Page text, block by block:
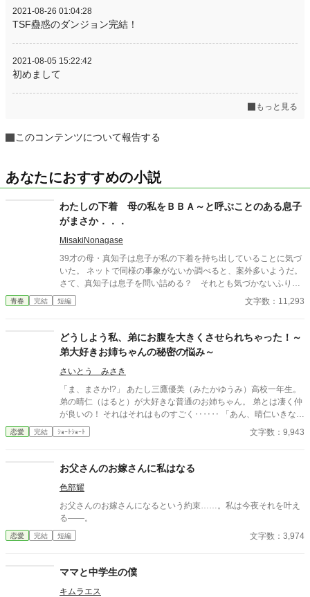
2021-08-26 01:04:28
TSF蠱惑のダンジョン完結！
2021-08-05 15:22:42
初めまして
もっと見る
このコンテンツについて報告する
あなたにおすすめの小説
わたしの下着 母の私をＢＢＡ～と呼ぶことのある息子
がまさか．．．
MisakiNonagase
39才の母・真知子は息子が私の下着を持ち出していることに気づ
いた。 ネットで同様の事象がないか調べると、案外多いようだ。
さて、真知子は息子を問い詰める？ それとも気づかないふりを
青春 完結 短編 文字数：11,293
どうしよう私、弟にお腹を大きくさせられちゃった！～
弟大好きお姉ちゃんの秘密の悩み～
さいとう みさき
「ま、まさか!?」 あたし三鷹優美（みたかゆうみ）高校一年生。
弟の晴仁（はると）が大好きな普通のお姉ちゃん。 弟とは凄く仲
が良いの！ それはそれはものすごく‥‥‥ 「あん、晴仁いきなり
そんなのお口に入らないよぉ～♡」 そんな関係のあたしたち。 で
もある日トイレであたしはアレが来そうなのになかなか来ないの
お腹が出て来てる!?」 お姉ちゃんの秘密の悩みです。
恋愛 完結 ｼｮｰﾄｼｮｰﾄ 文字数：9,943
お父さんのお嫁さんに私はなる
色部耀
お父さんのお嫁さんになるという約束……。私は今夜それを叶え
る――。
恋愛 完結 短編 文字数：3,974
ママと中学生の僕
キムラエス